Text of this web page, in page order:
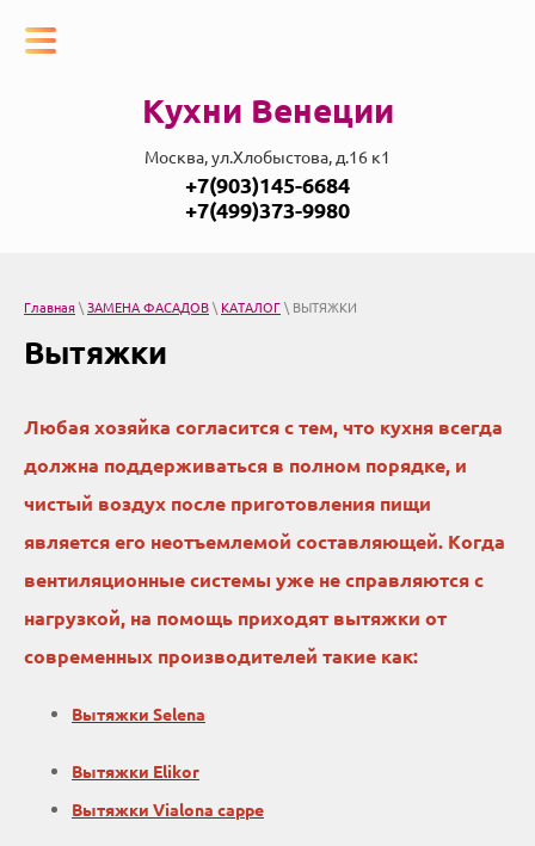
Кухни Венеции
Москва, ул.Хлобыстова, д.16 к1
+7(903)145-6684
+7(499)373-9980
Главная \ ЗАМЕНА ФАСАДОВ \ КАТАЛОГ \ ВЫТЯЖКИ
Вытяжки
Любая хозяйка согласится с тем, что кухня всегда
должна поддерживаться в полном порядке, и
чистый воздух после приготовления пищи
является его неотъемлемой составляющей. Когда
вентиляционные системы уже не справляются с
нагрузкой, на помощь приходят вытяжки от
современных производителей такие как:
Вытяжки Selena
Вытяжки Elikor
Вытяжки Vialona cappe